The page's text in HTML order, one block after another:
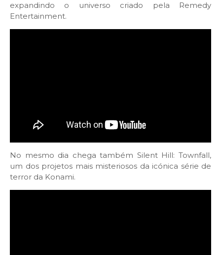
expandindo o universo criado pela Remedy
Entertainment.
No mesmo dia chega também Silent Hill: Townfall,
um dos projetos mais misteriosos da icónica série de
terror da Konami.